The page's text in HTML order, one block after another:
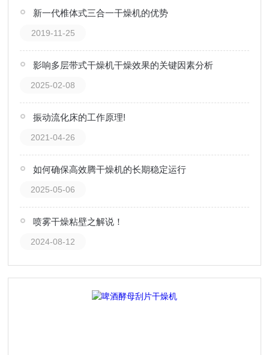
新一代椎体式三合一干燥机的优势
2019-11-25
影响多层带式干燥机干燥效果的关键因素分析
2025-02-08
振动流化床的工作原理!
2021-04-26
如何确保高效腾干燥机的长期稳定运行
2025-05-06
喷雾干燥粘壁之解说！
2024-08-12